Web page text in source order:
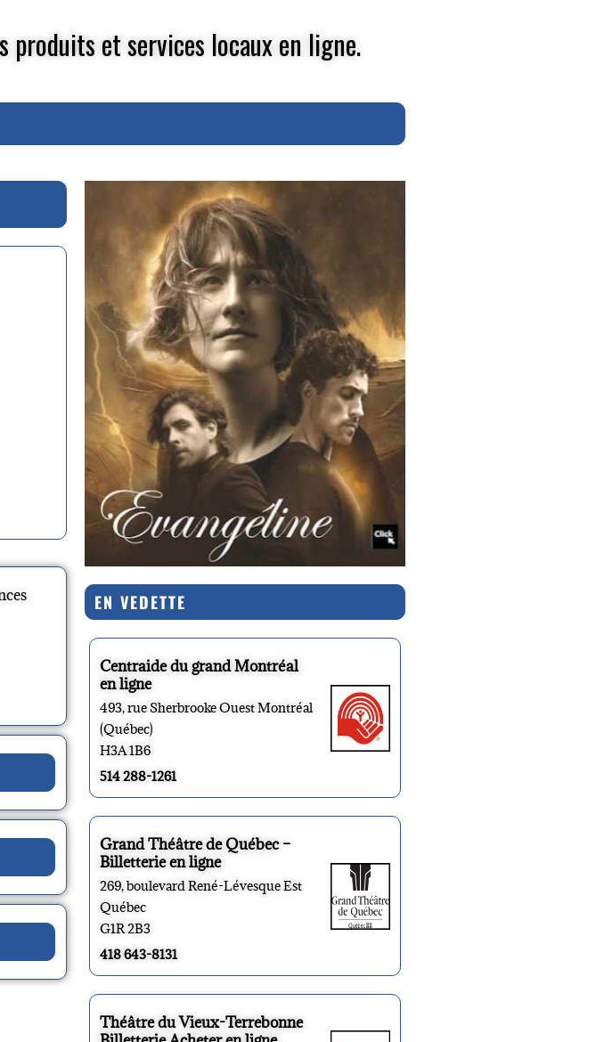
produits et services locaux en ligne.
EN VEDETTE
Centraide du grand Montréal
en ligne
493, rue Sherbrooke Ouest Montréal
(Québec)
H3A 1B6
514 288-1261
Grand Théâtre de Québec –
Billetterie en ligne
269, boulevard René-Lévesque Est
Québec
G1R 2B3
418 643-8131
Théâtre du Vieux-Terrebonne